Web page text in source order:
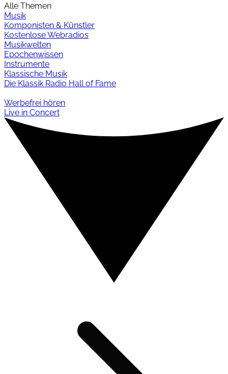
Alle Themen
Musik
Komponisten & Künstler
Kostenlose Webradios
Musikwelten
Epochenwissen
Instrumente
Klassische Musik
Die Klassik Radio Hall of Fame
Werbefrei hören
Live in Concert